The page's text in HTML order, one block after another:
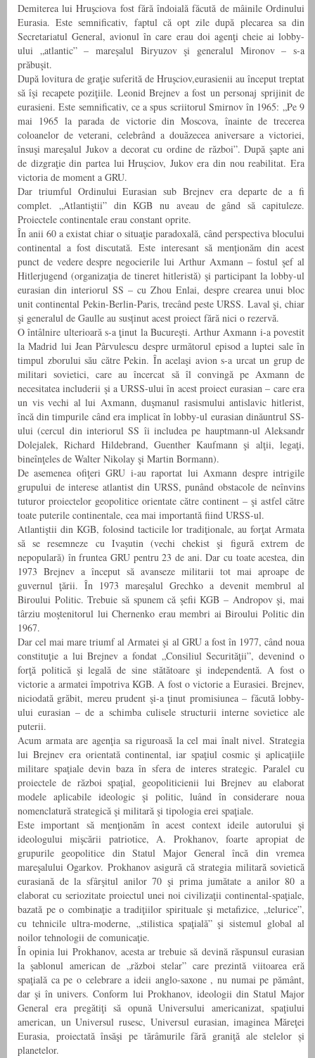
Demiterea lui Hruşciova fost fără îndoială făcută de mâinile Ordinului
Eurasia. Este semnificativ, faptul că opt zile după plecarea sa din
Secretariatul General, avionul în care erau doi agenţi cheie ai lobby-
ului „atlantic” – mareşalul Biryuzov şi generalul Mironov – s-a
prăbuşit.
După lovitura de graţie suferită de Hrușciov,eurasienii au început treptat
să îşi recapete poziţiile. Leonid Brejnev a fost un personaj sprijinit de
eurasieni. Este semnificativ, ce a spus scriitorul Smirnov în 1965: „Pe 9
mai 1965 la parada de victorie din Moscova, înainte de trecerea
coloanelor de veterani, celebrând a douăzecea aniversare a victoriei,
însuşi mareşalul Jukov a decorat cu ordine de război”. După şapte ani
de dizgraţie din partea lui Hrușciov, Jukov era din nou reabilitat. Era
victoria de moment a GRU.
Dar triumful Ordinului Eurasian sub Brejnev era departe de a fi
complet. „Atlantiştii” din KGB nu aveau de gând să capituleze.
Proiectele continentale erau constant oprite.
În anii 60 a existat chiar o situaţie paradoxală, când perspectiva blocului
continental a fost discutată. Este interesant să menţionăm din acest
punct de vedere despre negocierile lui Arthur Axmann – fostul şef al
Hitlerjugend (organizaţia de tineret hitleristă) şi participant la lobby-ul
eurasian din interiorul SS – cu Zhou Enlai, despre crearea unui bloc
unit continental Pekin-Berlin-Paris, trecând peste URSS. Laval şi, chiar
şi generalul de Gaulle au susținut acest proiect fără nici o rezervă.
O întâlnire ulterioară s-a ţinut la Bucureşti. Arthur Axmann i-a povestit
la Madrid lui Jean Pârvulescu despre următorul episod a luptei sale în
timpul zborului său către Pekin. În acelaşi avion s-a urcat un grup de
militari sovietici, care au încercat să îl convingă pe Axmann de
necesitatea includerii şi a URSS-ului în acest proiect eurasian – care era
un vis vechi al lui Axmann, duşmanul rasismului antislavic hitlerist,
încă din timpurile când era implicat în lobby-ul eurasian dinăuntrul SS-
ului (cercul din interiorul SS îi includea pe hauptmann-ul Aleksandr
Dolejalek, Richard Hildebrand, Guenther Kaufmann şi alţii, legaţi,
bineînţeles de Walter Nikolay şi Martin Bormann).
De asemenea ofiţeri GRU i-au raportat lui Axmann despre intrigile
grupului de interese atlantist din URSS, punând obstacole de neînvins
tuturor proiectelor geopolitice orientate către continent – şi astfel către
toate puterile continentale, cea mai importantă fiind URSS-ul.
Atlantiştii din KGB, folosind tacticile lor tradiţionale, au forţat Armata
să se resemneze cu Ivașutin (vechi chekist şi figură extrem de
nepopulară) în fruntea GRU pentru 23 de ani. Dar cu toate acestea, din
1973 Brejnev a început să avanseze militarii tot mai aproape de
guvernul ţării. În 1973 mareşalul Grechko a devenit membrul al
Biroului Politic. Trebuie să spunem că şefii KGB – Andropov şi, mai
târziu moştenitorul lui Chernenko erau membri ai Biroului Politic din
1967.
Dar cel mai mare triumf al Armatei şi al GRU a fost în 1977, când noua
constituţie a lui Brejnev a fondat „Consiliul Securităţii”, devenind o
forţă politică şi legală de sine stătătoare şi independentă. A fost o
victorie a armatei împotriva KGB. A fost o victorie a Eurasiei. Brejnev,
niciodată grăbit, mereu prudent şi-a ţinut promisiunea – făcută lobby-
ului eurasian – de a schimba culisele structurii interne sovietice ale
puterii.
Acum armata are agenţia sa riguroasă la cel mai înalt nivel. Strategia
lui Brejnev era orientată continental, iar spaţiul cosmic şi aplicaţiile
militare spaţiale devin baza în sfera de interes strategic. Paralel cu
proiectele de război spaţial, geopoliticienii lui Brejnev au elaborat
modele aplicabile ideologic şi politic, luând în considerare noua
nomenclatură strategică şi militară şi tipologia erei spaţiale.
Este important să menţionăm în acest context ideile autorului şi
ideologului mişcării patriotice, A. Prokhanov, foarte apropiat de
grupurile geopolitice din Statul Major General încă din vremea
mareşalului Ogarkov. Prokhanov asigură că strategia militară sovietică
eurasiană de la sfârşitul anilor 70 şi prima jumătate a anilor 80 a
elaborat cu seriozitate proiectul unei noi civilizaţii continental-spaţiale,
bazată pe o combinaţie a tradiţiilor spirituale şi metafizice, „telurice”,
cu tehnicile ultra-moderne, „stilistica spaţială” şi sistemul global al
noilor tehnologii de comunicaţie.
În opinia lui Prokhanov, acesta ar trebuie să devină răspunsul eurasian
la şablonul american de „război stelar” care prezintă viitoarea eră
spaţială ca pe o celebrare a ideii anglo-saxone , nu numai pe pământ,
dar şi în univers. Conform lui Prokhanov, ideologii din Statul Major
General era pregătiţi să opună Universului americanizat, spaţiului
american, un Universul rusesc, Universul eurasian, imaginea Măreţei
Eurasia, proiectată însăşi pe tărâmurile fără graniţă ale stelelor și
planetelor.